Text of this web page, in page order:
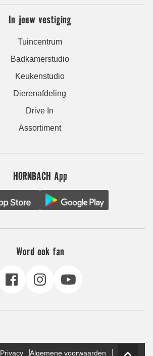
In jouw vestiging
Tuincentrum
Badkamerstudio
Keukenstudio
Dierenafdeling
Drive In
Assortiment
HORNBACH App
Word ook fan
Privacy Algemene voorwaarden